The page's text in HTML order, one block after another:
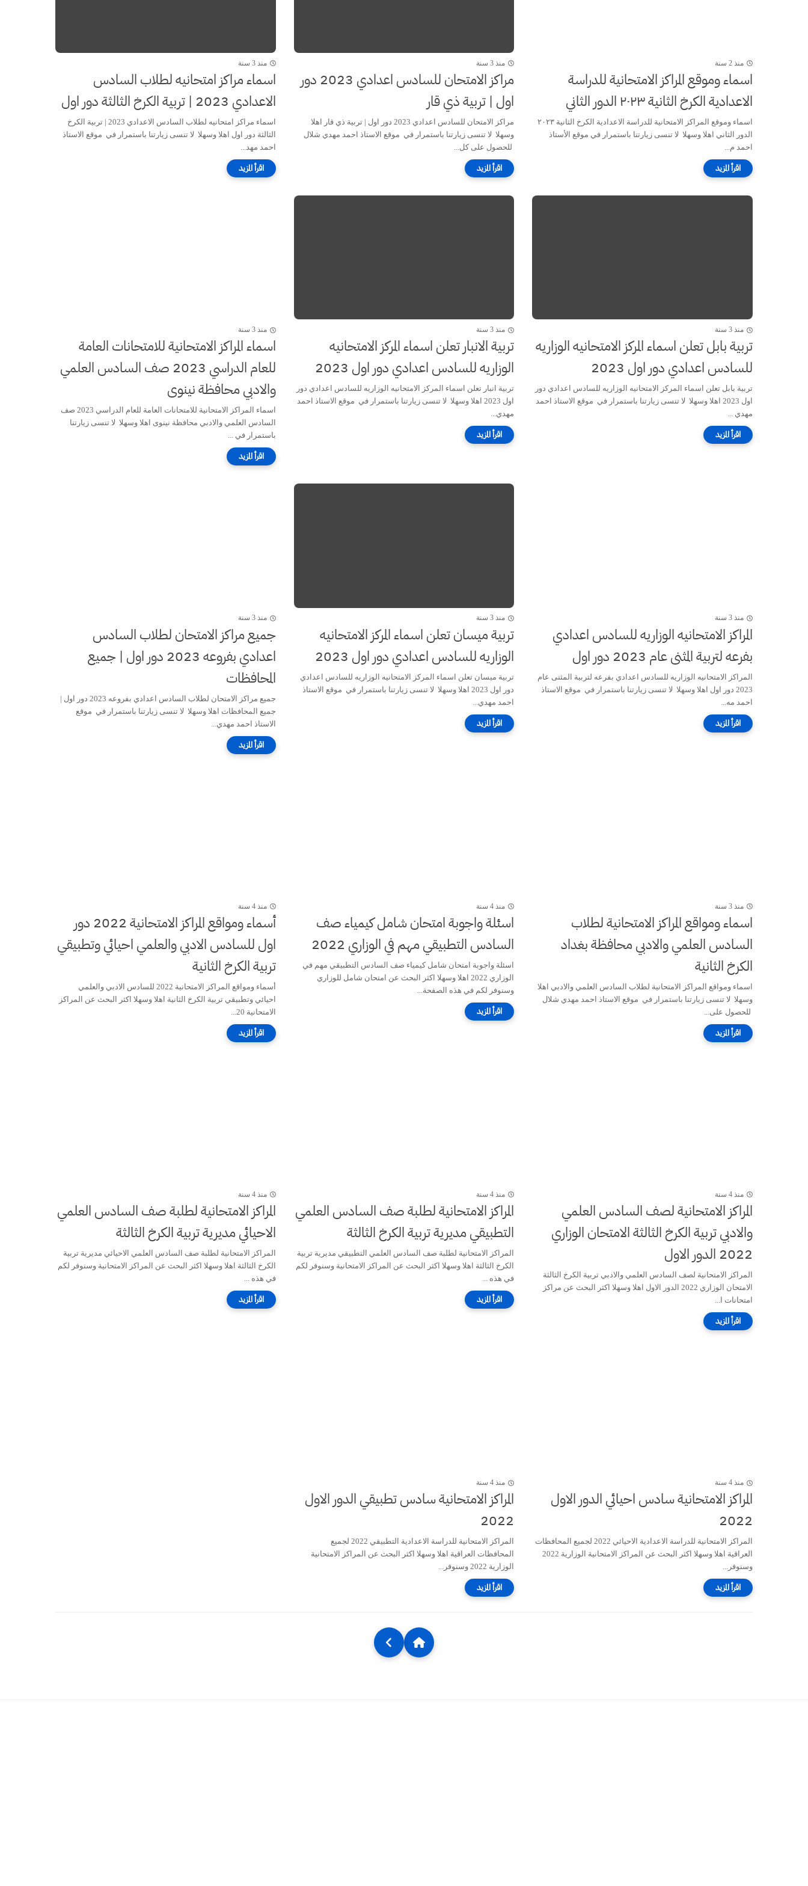
منذ 2 سنة
اسماء وموقع المراكز الامتحانية للدراسة
الاعدادية الكرخ الثانية ٢٠٢٣ الدور الثاني
اسماء وموقع المراكز الامتحانية للدراسة الاعدادية الكرخ الثانية ٢٠٢٣
الدور الثاني اهلا وسهلا لا تنسى زيارتنا باستمرار في موقع الأستاذ
احمد م...
منذ 3 سنة
مراكز الامتحان للسادس اعدادي 2023 دور
اول | تربية ذي قار
مراكز الامتحان للسادس اعدادي 2023 دور اول | تربية ذي قار اهلا
وسهلا لا تنسى زيارتنا باستمرار في موقع الاستاذ احمد مهدي شلال
للحصول على كل...
منذ 3 سنة
اسماء مراكز امتحانيه لطلاب السادس
الاعدادي 2023 | تربية الكرخ الثالثة دور اول
اسماء مراكز امتحانيه لطلاب السادس الاعدادي 2023 | تربية الكرخ
الثالثة دور اول اهلا وسهلا لا تنسى زيارتنا باستمرار في موقع الاستاذ
احمد مهد...
منذ 3 سنة
تربية بابل تعلن اسماء المركز الامتحانيه الوزاريه
للسادس اعدادي دور اول 2023
تربية بابل تعلن اسماء المركز الامتحانيه الوزاريه للسادس اعدادي دور
اول 2023 اهلا وسهلا لا تنسى زيارتنا باستمرار في موقع الاستاذ احمد
مهدي ...
منذ 3 سنة
تربية الانبار تعلن اسماء المركز الامتحانيه
الوزاريه للسادس اعدادي دور اول 2023
تربية انبار تعلن اسماء المركز الامتحانيه الوزاريه للسادس اعدادي دور
اول 2023 اهلا وسهلا لا تنسى زيارتنا باستمرار في موقع الاستاذ احمد
مهدي...
منذ 3 سنة
اسماء المراكز الامتحانية للامتحانات العامة
للعام الدراسي 2023 صف السادس العلمي
والادبي محافظة نينوى
اسماء المراكز الامتحانية للامتحانات العامة للعام الدراسي 2023 صف
السادس العلمي والادبي محافظة نينوى اهلا وسهلا لا تنسى زيارتنا
باستمرار في ...
منذ 3 سنة
المراكز الامتحانيه الوزاريه للسادس اعدادي
بفرعه لتربية المثنى عام 2023 دور اول
المراكز الامتحانيه الوزاريه للسادس اعدادي بفرعه لتربية المثنى عام
2023 دور اول اهلا وسهلا لا تنسى زيارتنا باستمرار في موقع الاستاذ
احمد مه...
منذ 3 سنة
تربية ميسان تعلن اسماء المركز الامتحانيه
الوزاريه للسادس اعدادي دور اول 2023
تربية ميسان تعلن اسماء المركز الامتحانيه الوزاريه للسادس اعدادي
دور اول 2023 اهلا وسهلا لا تنسى زيارتنا باستمرار في موقع الاستاذ
احمد مهدي...
منذ 3 سنة
جميع مراكز الامتحان لطلاب السادس
اعدادي بفروعه 2023 دور اول | جميع
المحافظات
جميع مراكز الامتحان لطلاب السادس اعدادي بفروعه 2023 دور اول |
جميع المحافظات اهلا وسهلا لا تنسى زيارتنا باستمرار في موقع
الاستاذ احمد مهدي...
منذ 3 سنة
اسماء ومواقع المراكز الامتحانية لطلاب
السادس العلمي والادبي محافظة بغداد
الكرخ الثانية
اسماء ومواقع المراكز الامتحانية لطلاب السادس العلمي والادبي اهلا
وسهلا لا تنسى زيارتنا باستمرار في موقع الاستاذ احمد مهدي شلال
للحصول على...
منذ 4 سنة
اسئلة واجوبة امتحان شامل كيمياء صف
السادس التطبيقي مهم في الوزاري 2022
اسئلة واجوبة امتحان شامل كيمياء صف السادس التطبيقي مهم في
الوزاري 2022 اهلا وسهلا اكثر البحث عن امتحان شامل للوزاري
وسنوفر لكم في هذه الصفحة...
منذ 4 سنة
أسماء ومواقع المراكز الامتحانية 2022 دور
اول للسادس الادبي والعلمي احيائي وتطبيقي
تربية الكرخ الثانية
أسماء ومواقع المراكز الامتحانية 2022 للسادس الادبي والعلمي
احيائي وتطبيقي تربية الكرخ الثانية اهلا وسهلا اكثر البحث عن المراكز
الامتحانية 20...
منذ 4 سنة
المراكز الامتحانية لصف السادس العلمي
والادبي تربية الكرخ الثالثة الامتحان الوزاري
2022 الدور الاول
المراكز الامتحانية لصف السادس العلمي والادبي تربية الكرخ الثالثة
الامتحان الوزاري 2022 الدور الاول اهلا وسهلا اكثر البحث عن مراكز
امتحانات ا...
منذ 4 سنة
المراكز الامتحانية لطلبة صف السادس العلمي
التطبيقي مديرية تربية الكرخ الثالثة
المراكز الامتحانية لطلبة صف السادس العلمي التطبيقي مديرية تربية
الكرخ الثالثة اهلا وسهلا اكثر البحث عن المراكز الامتحانية وسنوفر لكم
في هذه ...
منذ 4 سنة
المراكز الامتحانية لطلبة صف السادس العلمي
الاحيائي مديرية تربية الكرخ الثالثة
المراكز الامتحانية لطلبة صف السادس العلمي الاحيائي مديرية تربية
الكرخ الثالثة اهلا وسهلا اكثر البحث عن المراكز الامتحانية وسنوفر لكم
في هذه ...
منذ 4 سنة
المراكز الامتحانية سادس احيائي الدور الاول
2022
المراكز الامتحانية للدراسة الاعدادية الاحيائي 2022 لجميع المحافظات
العراقية اهلا وسهلا اكثر البحث عن المراكز الامتحانية الوزارية 2022
وسنوفر...
منذ 4 سنة
المراكز الامتحانية سادس تطبيقي الدور الاول
2022
المراكز الامتحانية للدراسة الاعدادية التطبيقي 2022 لجميع
المحافظات العراقية اهلا وسهلا اكثر البحث عن المراكز الامتحانية
الوزارية 2022 وسنوفر...